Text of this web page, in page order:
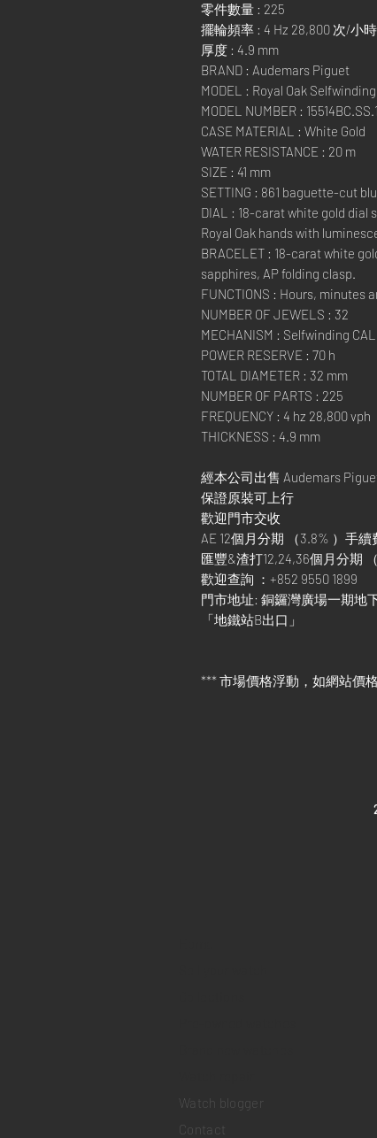
零件數量 : 225
擺輪頻率 : 4 Hz 28,800 次/小時
厚度 : 4.9 mm
BRAND : Audemars Piguet
MODEL : Royal Oak
MODEL NUMBER :
CASE MATERIAL : White Gold
WATER RESISTANCE : 20 m
SIZE : 41 mm
SETTING : 861 baguette-cut
DIAL : 18-carat white gold
Royal Oak hands with
BRACELET : 18-carat white
sapphires, AP folding clasp.
FUNCTIONS : Hours, minutes
NUMBER OF JEWELS : 32
MECHANISM : Selfwinding
POWER RESERVE : 70 h
TOTAL DIAMETER : 32 mm
NUMBER OF PARTS : 225
FREQUENCY : 4 hz 28,800 vph
THICKNESS : 4.9 mm
經本公司出售 Audemars
保證原裝可上行
歡迎門市交收
AE 12個月分期 （3.8% ）手續
匯豐&渣打12,24,36個月分期 （
歡迎查詢 ：+852 9550 1899
門市地址: 銅鑼灣廣場一期地
「地鐵站B出口」
*** 市場價格浮動，如網站價
Watch blogger
Contact